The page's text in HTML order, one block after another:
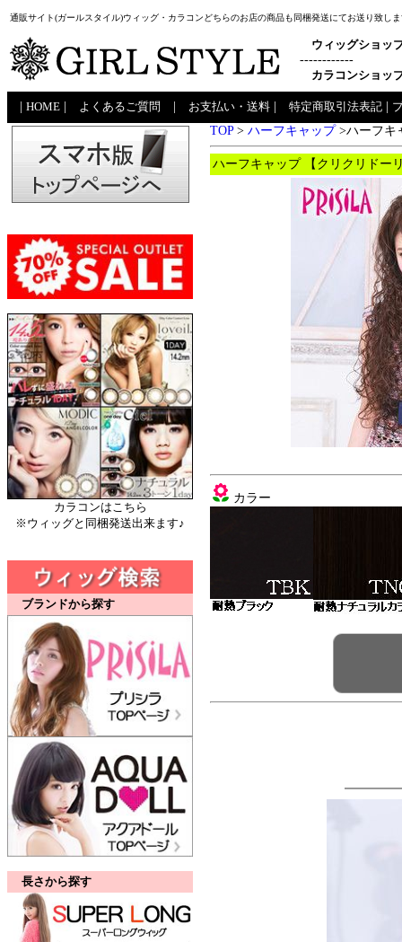
通販サイト(ガールスタイル)ウィッグ・カラコンどちらのお店の商品も同梱発送にてお送り致し
ウィッグショッ
------------
カラコンショッ
HOME よくあるご質問 お支払い・送料 特定商取引法表記
カラコンはこちら
※ウィッグと同梱発送出来ます♪
ブランドから探す
長さから探す
TOP> ハーフキャップ>ハーフキ
ハーフキャップ 【クリクリドー
カラー